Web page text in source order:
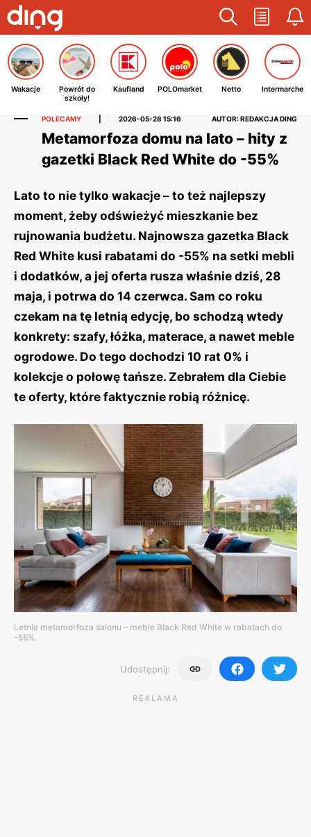
Wakacje
Powrót do
szkoły!
Kaufland POLOmarket Netto Intermarche
POLECAMY 2026-05-28 15:16 AUTOR: REDAKCJA DING
Metamorfoza domu na lato – hity z
gazetki Black Red White do -55%
Lato to nie tylko wakacje – to też najlepszy
moment, żeby odświeżyć mieszkanie bez
rujnowania budżetu. Najnowsza gazetka Black
Red White kusi rabatami do -55% na setki mebli
i dodatków, a jej oferta rusza właśnie dziś, 28
maja, i potrwa do 14 czerwca. Sam co roku
czekam na tę letnią edycję, bo schodzą wtedy
konkrety: szafy, łóżka, materace, a nawet meble
ogrodowe. Do tego dochodzi 10 rat 0% i
kolekcje o połowę tańsze. Zebrałem dla Ciebie
te oferty, które faktycznie robią różnicę.
Letnia metamorfoza salonu – meble Black Red White w rabatach do
-55%.
Udostępnij:
REKLAMA